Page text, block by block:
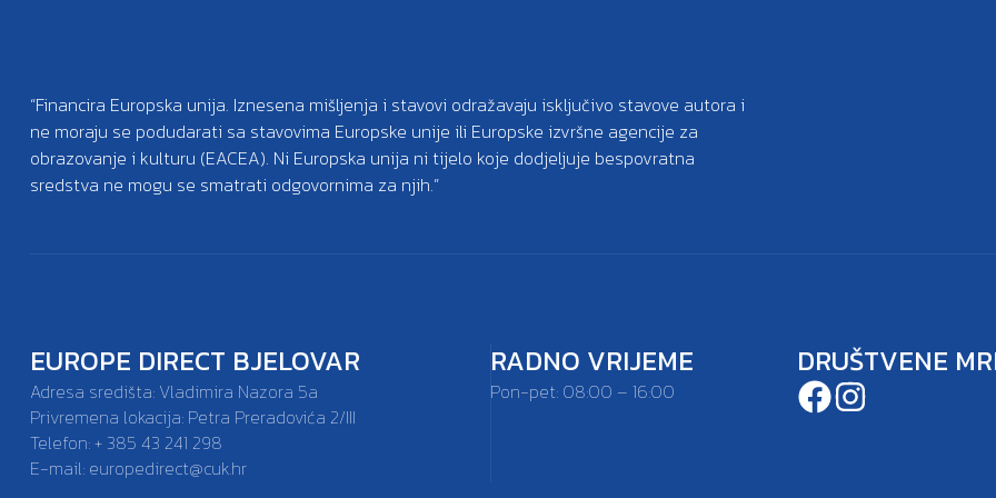
“Financira Europska unija. Iznesena mišljenja i stavovi odražavaju isključivo stavove autora i
ne moraju se podudarati sa stavovima Europske unije ili Europske izvršne agencije za
obrazovanje i kulturu (EACEA). Ni Europska unija ni tijelo koje dodjeljuje bespovratna
sredstva ne mogu se smatrati odgovornima za njih.”
EUROPE DIRECT BJELOVAR
Adresa središta: Vladimira Nazora 5a
Privremena lokacija: Petra Preradovića 2/III
Telefon: + 385 43 241 298
E-mail: europedirect@cuk.hr
RADNO VRIJEME
Pon-pet: 08:00 – 16:00
DRUŠTVENE